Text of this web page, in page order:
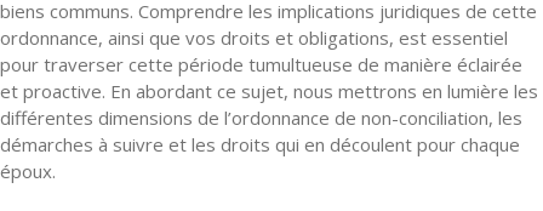
biens communs. Comprendre les implications juridiques de cette
ordonnance, ainsi que vos droits et obligations, est essentiel
pour traverser cette période tumultueuse de manière éclairée
et proactive. En abordant ce sujet, nous mettrons en lumière les
différentes dimensions de l’ordonnance de non-conciliation, les
démarches à suivre et les droits qui en découlent pour chaque
époux.